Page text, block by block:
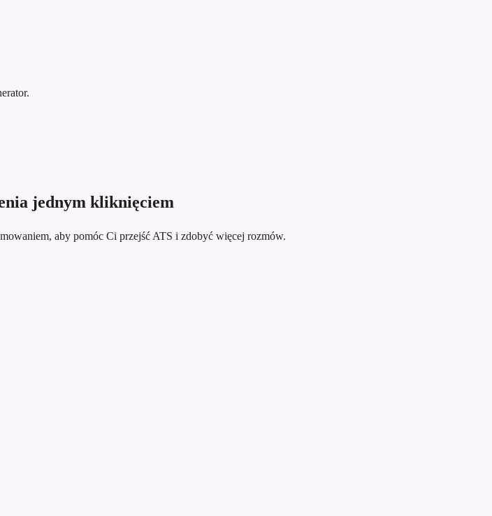
jednym kliknięciem
aby pomóc Ci przejść ATS i zdobyć więcej rozmów.